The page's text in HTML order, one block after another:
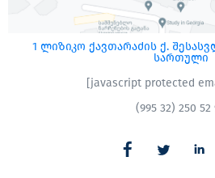
1 ლიზიკო ქავთარაძის ქ.
სართული
[javascript protected
(995 32) 250 52